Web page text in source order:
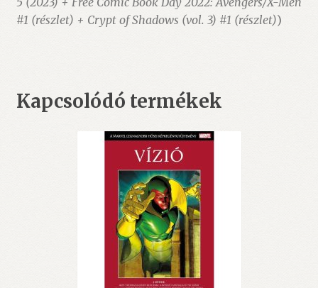
#1 (részlet) + Crypt of Shadows (vol. 3) #1 (részlet))
Kapcsolódó termékek